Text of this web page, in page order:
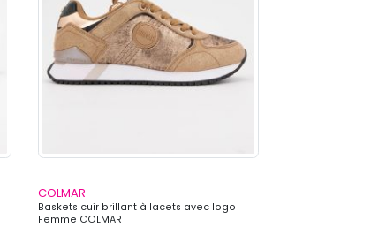
COLMAR
Baskets cuir brillant à lacets avec logo
Femme COLMAR